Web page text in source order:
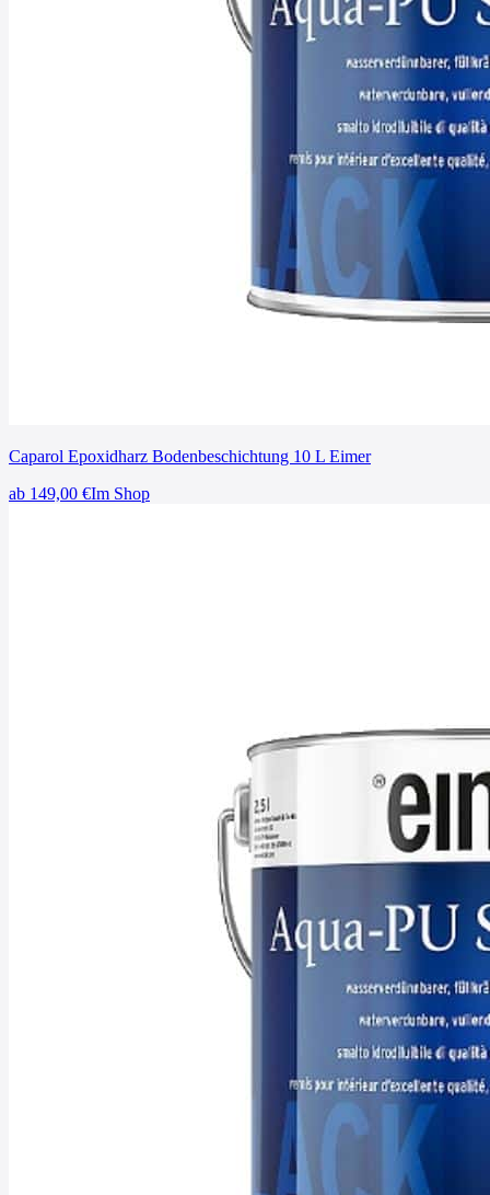
Caparol Epoxidharz Bodenbeschichtung 10 L Eimer
ab 149,00 €Im Shop